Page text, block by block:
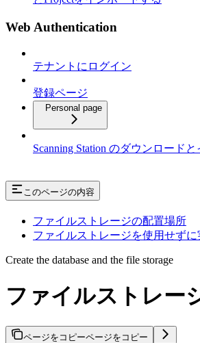
Web Authentication
テナントにログイン
登録ページ
Personal page
Scanning Station のダウンロード
このページの内容
ファイルストレージの配置場所
ファイルストレージを使用せずに
Create the database and the file storage
ファイルストレー
ページをコピーページをコピー